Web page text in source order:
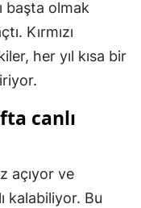
başta olmak
Kırmızı
her yıl kısa bir
canlı
açıyor ve
kalabiliyor. Bu